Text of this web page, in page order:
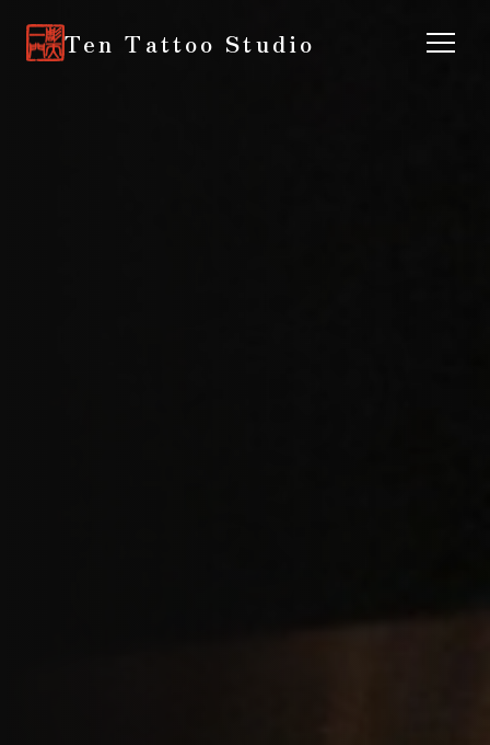
Ten Tattoo Studio